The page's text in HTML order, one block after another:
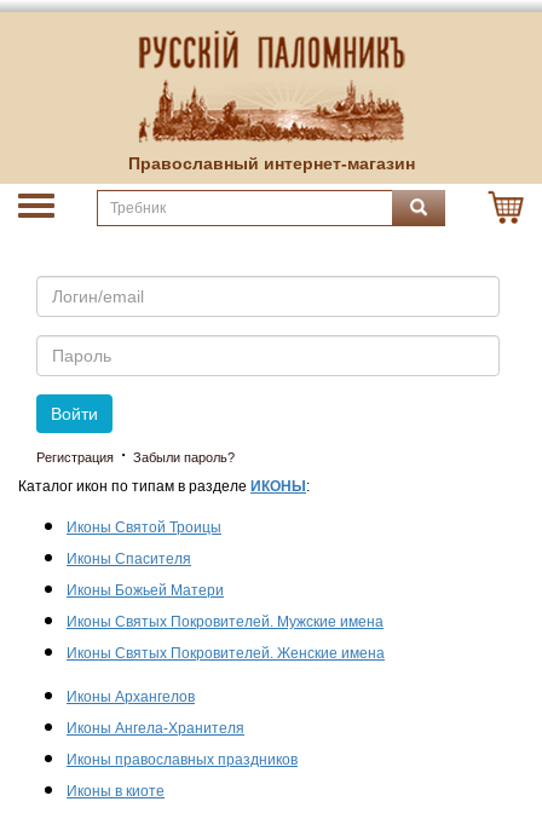
Православный интернет-магазин
Email
Пароль
Войти
Регистрация · Забыли пароль?
Каталог икон по типам в разделе ИКОНЫ :
Иконы Святой Троицы
Иконы Спасителя
Иконы Божьей Матери
Иконы Святых Покровителей. Мужские имена
Иконы Святых Покровителей. Женские имена
Иконы Архангелов
Иконы Ангела-Хранителя
Иконы православных праздников
Иконы в киоте